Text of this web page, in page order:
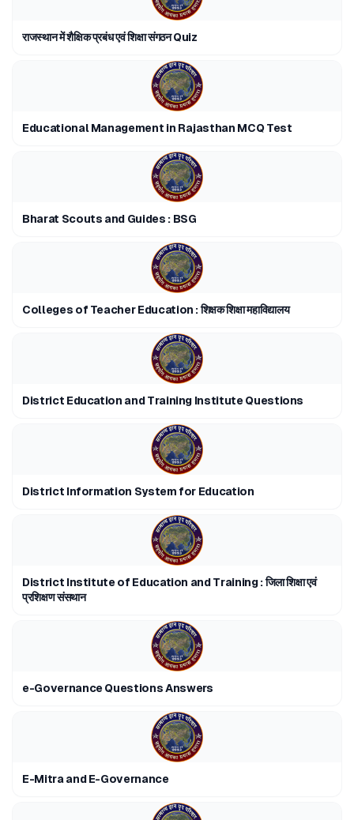
राजस्थान में शैक्षिक प्रबंध एवं शिक्षा संगठन Quiz
Educational Management in Rajasthan MCQ Test
Bharat Scouts and Guides : BSG
Colleges of Teacher Education : शिक्षक शिक्षा महाविद्यालय
District Education and Training Institute Questions
District Information System for Education
District Institute of Education and Training : जिला शिक्षा एवं
प्रशिक्षण संसथान
e-Governance Questions Answers
E-Mitra and E-Governance